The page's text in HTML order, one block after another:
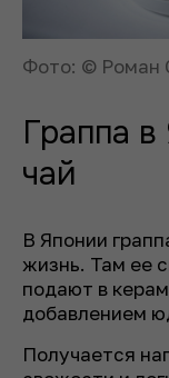
Фото: © Роман
Граппа
чай
В Японии
жизнь. Там ее
подают в
добавлением
Получается